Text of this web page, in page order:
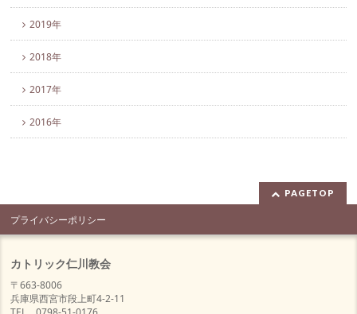
2019年
2018年
2017年
2016年
PAGETOP
プライバシーポリシー
カトリック仁川教会
〒663-8006
兵庫県西宮市段上町4-2-11